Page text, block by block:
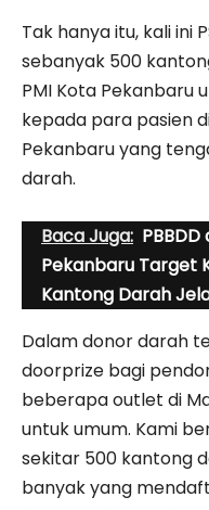
Tak hanya itu, kali ini
sebanyak 500
PMI Kota Pekanbaru
kepada para pasien
Pekanbaru yang
darah.
Baca Juga: PBBDD
Pekanbaru Target
Kantong Darah
Dalam donor darah
doorprize bagi
beberapa outlet di
untuk umum. Kami
sekitar 500 kantong
banyak yang